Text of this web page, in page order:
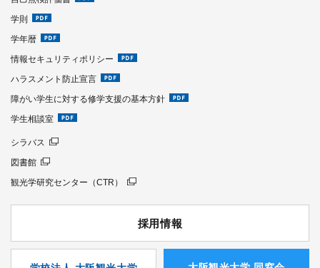
学則
学年暦
情報セキュリティポリシー
ハラスメント防止宣言
障がい学生に対する修学支援の基本方針
学生相談室
シラバス
図書館
観光学研究センター（CTR）
採用情報